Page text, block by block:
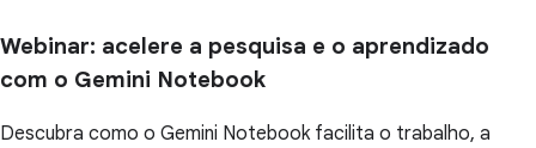
Webinar: acelere a pesquisa e o aprendizado
com o Gemini Notebook
Descubra como o Gemini Notebook facilita o trabalho, a